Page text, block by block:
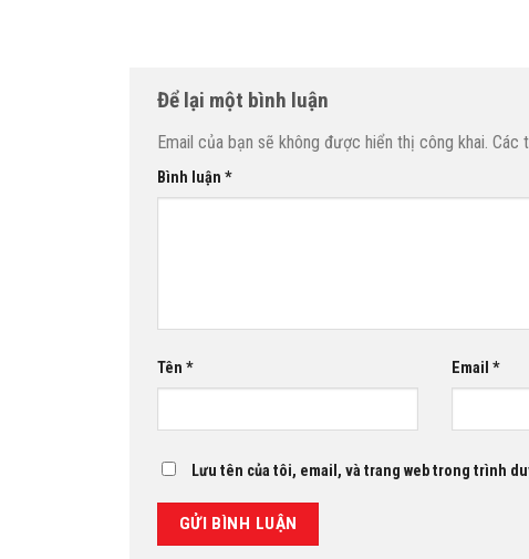
Để lại một bình luận
Email của bạn sẽ không được hiển thị công khai. Các
Bình luận *
Tên * Email *
Lưu tên của tôi, email, và trang web trong trình